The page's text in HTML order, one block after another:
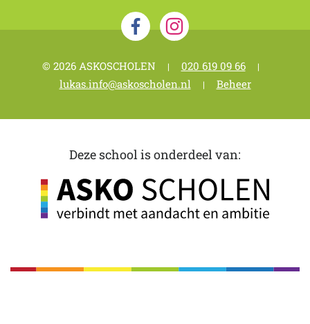
© 2026 ASKOSCHOLEN | 020 619 09 66 |
lukas.info@askoscholen.nl | Beheer
Deze school is onderdeel van: